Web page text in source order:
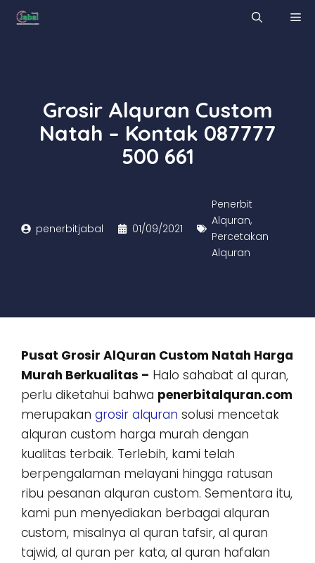
Skip
Grosir Alquran Custom
Natah – Kontak 087777
500 661
penerbitjabal 01/09/2021
Penerbit
Alquran,
Percetakan
Alquran
Pusat Grosir AlQuran Custom Natah Harga
Murah Berkualitas – Halo sahabat al quran,
perlu diketahui bahwa penerbitalquran.com
merupakan grosir alquran solusi mencetak
alquran custom harga murah dengan
kualitas terbaik. Terlebih, kami telah
berpengalaman melayani hingga ratusan
ribu pesanan alquran custom. Sementara itu,
kami pun menyediakan berbagai alquran
custom, misalnya al quran tafsir, al quran
tajwid, al quran per kata, al quran hafalan